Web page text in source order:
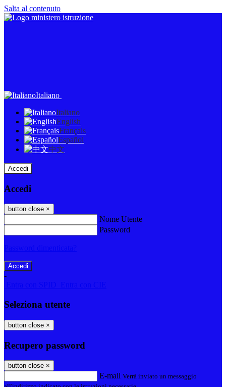
Salta al contenuto
Italiano
Italiano
English
Français
Español
中文
Accedi
Accedi
button close ×
Nome Utente
Password
-
Seleziona utente
button close ×
Recupero password
button close ×
E-mail Verrà inviato un messaggio